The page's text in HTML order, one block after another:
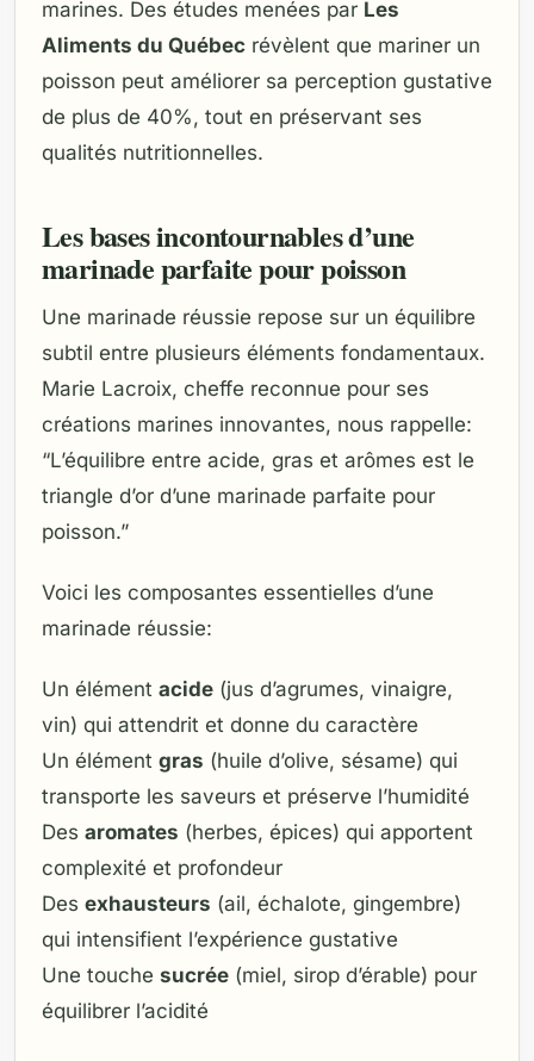
marines. Des études menées par Les
Aliments du Québec révèlent que mariner un
poisson peut améliorer sa perception gustative
de plus de 40%, tout en préservant ses
qualités nutritionnelles.
Les bases incontournables d’une
marinade parfaite pour poisson
Une marinade réussie repose sur un équilibre
subtil entre plusieurs éléments fondamentaux.
Marie Lacroix, cheffe reconnue pour ses
créations marines innovantes, nous rappelle:
“L’équilibre entre acide, gras et arômes est le
triangle d’or d’une marinade parfaite pour
poisson.”
Voici les composantes essentielles d’une
marinade réussie:
Un élément acide (jus d’agrumes, vinaigre,
vin) qui attendrit et donne du caractère
Un élément gras (huile d’olive, sésame) qui
transporte les saveurs et préserve l’humidité
Des aromates (herbes, épices) qui apportent
complexité et profondeur
Des exhausteurs (ail, échalote, gingembre)
qui intensifient l’expérience gustative
Une touche sucrée (miel, sirop d’érable) pour
équilibrer l’acidité